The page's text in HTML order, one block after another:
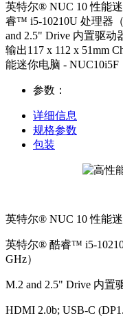
英特尔® NUC 10 性能
睿™ i5-10210U 处理器
and 2.5" Drive 内置驱动
输出117 x 112 x 51mm
能迷你电脑 - NUC10i5F
参数：
详细信息
规格参数
包装
英特尔® NUC 10 性能
英特尔® 酷睿™ i5-
GHz）
M.2 and 2.5" Drive 内置
HDMI 2.0b; USB-C